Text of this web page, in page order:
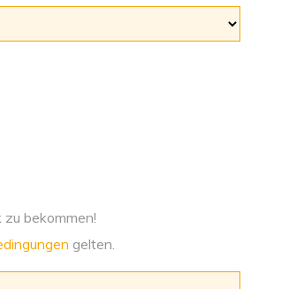
zu bekommen!
gelten.